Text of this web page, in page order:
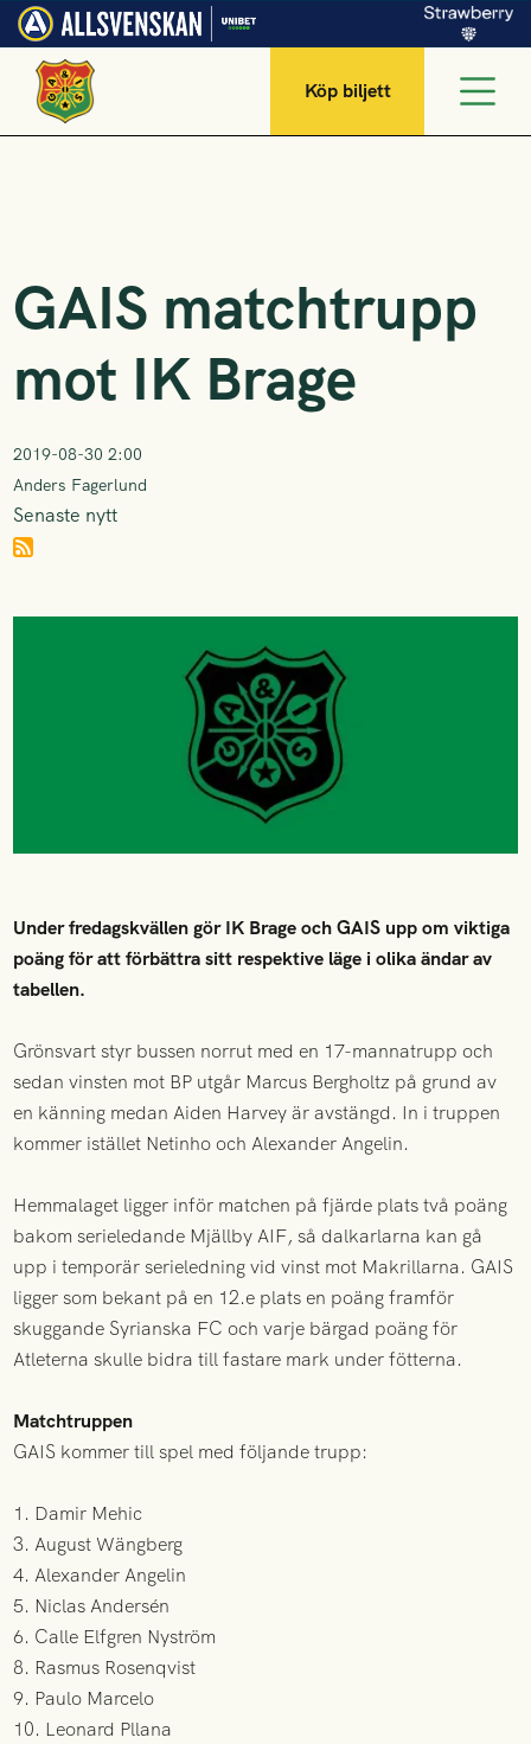
Köp biljett
GAIS matchtrupp
mot IK Brage
2019-08-30 2:00
Anders Fagerlund
Senaste nytt
Under fredagskvällen gör IK Brage och GAIS upp om viktiga
poäng för att förbättra sitt respektive läge i olika ändar av
tabellen.
Grönsvart styr bussen norrut med en 17-mannatrupp och
sedan vinsten mot BP utgår Marcus Bergholtz på grund av
en känning medan Aiden Harvey är avstängd. In i truppen
kommer istället Netinho och Alexander Angelin.
Hemmalaget ligger inför matchen på fjärde plats två poäng
bakom serieledande Mjällby AIF, så dalkarlarna kan gå
upp i temporär serieledning vid vinst mot Makrillarna. GAIS
ligger som bekant på en 12.e plats en poäng framför
skuggande Syrianska FC och varje bärgad poäng för
Atleterna skulle bidra till fastare mark under fötterna.
Matchtruppen
GAIS kommer till spel med följande trupp:
1. Damir Mehic
3. August Wängberg
4. Alexander Angelin
5. Niclas Andersén
6. Calle Elfgren Nyström
8. Rasmus Rosenqvist
9. Paulo Marcelo
10. Leonard Pllana